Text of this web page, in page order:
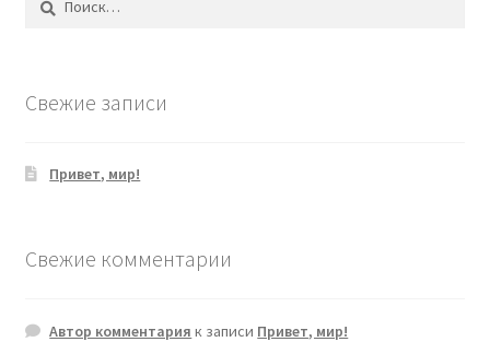
Свежие записи
Привет, мир!
Свежие комментарии
Автор комментария к записи Привет, мир!